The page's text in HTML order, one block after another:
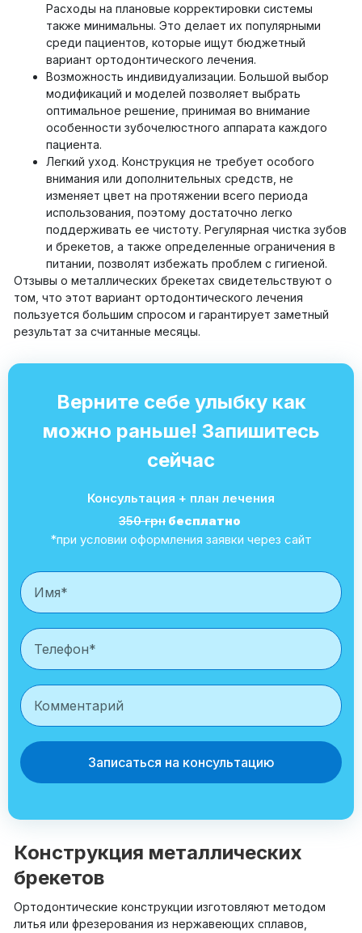
Расходы на плановые корректировки системы
также минимальны. Это делает их популярными
среди пациентов, которые ищут бюджетный
вариант ортодонтического лечения.
Возможность индивидуализации. Большой выбор
модификаций и моделей позволяет выбрать
оптимальное решение, принимая во внимание
особенности зубочелюстного аппарата каждого
пациента.
Легкий уход. Конструкция не требует особого
внимания или дополнительных средств, не
изменяет цвет на протяжении всего периода
использования, поэтому достаточно легко
поддерживать ее чистоту. Регулярная чистка зубов
и брекетов, а также определенные ограничения в
питании, позволят избежать проблем с гигиеной.
Отзывы о металлических брекетах свидетельствуют о
том, что этот вариант ортодонтического лечения
пользуется большим спросом и гарантирует заметный
результат за считанные месяцы.
Верните себе улыбку как
можно раньше! Запишитесь
сейчас
Консультация + план лечения
350 грн бесплатно
*при условии оформления заявки через сайт
Записаться на консультацию
Конструкция металлических
брекетов
Ортодонтические конструкции изготовляют методом
литья или фрезерования из нержавеющих сплавов,